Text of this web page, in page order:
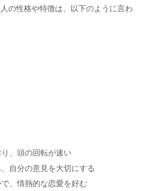
の性格や特徴は、以下のように言わ
、頭の回転が速い
自分の意見を大切にする
、情熱的な恋愛を好む